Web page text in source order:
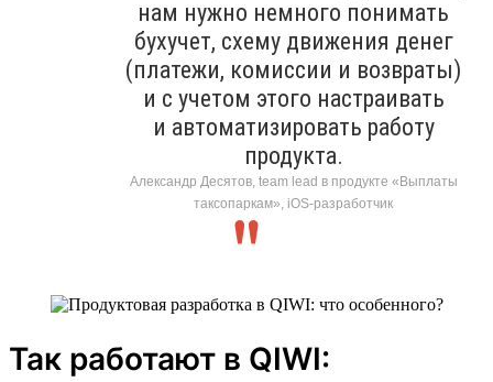
нам нужно немного понимать
бухучет, схему движения денег
(платежи, комиссии и возвраты)
и с учетом этого настраивать
и автоматизировать работу
продукта.
Александр Десятов, team lead в продукте «Выплаты
таксопаркам», iOS-разработчик
Так работают в QIWI: